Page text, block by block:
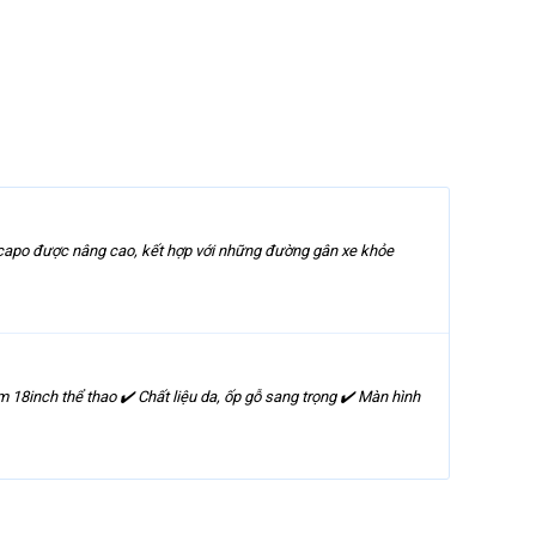
được nâng cao, kết hợp với những đường gân xe khỏe
18inch thể thao ✔️ Chất liệu da, ốp gỗ sang trọng ✔️ Màn hình